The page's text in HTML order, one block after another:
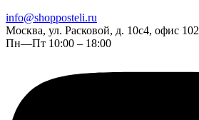
info@shopposteli.ru
Москва, ул. Расковой, д. 10с4, офис 102
Пн—Пт 10:00 – 18:00